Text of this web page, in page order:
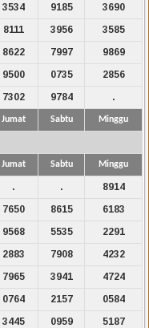
3534 9185
3690
8111 3956
3585
8622 7997
9869
9500 0735
2856
7302 9784 .
Jumat Sabtu Minggu
Jumat Sabtu Minggu
. .
8914
7650 8615
6183
9568 5535
2291
2883 7908
4232
7965 3941
4724
0764 2157
0584
3445 0959
5187